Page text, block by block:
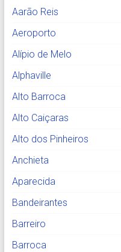
Aarão Reis
Aeroporto
Alípio de Melo
Alphaville
Alto Barroca
Alto Caiçaras
Alto dos Pinheiros
Anchieta
Aparecida
Bandeirantes
Barreiro
Barroca